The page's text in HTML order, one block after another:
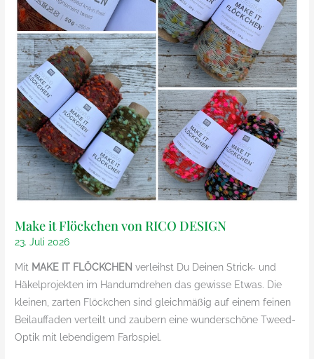
Make it Flöckchen von RICO DESIGN
23. Juli 2026
Mit MAKE IT FLÖCKCHEN verleihst Du Deinen Strick- und
Häkelprojekten im Handumdrehen das gewisse Etwas. Die
kleinen, zarten Flöckchen sind gleichmäßig auf einem feinen
Beilauffaden verteilt und zaubern eine wunderschöne Tweed-
Optik mit lebendigem Farbspiel.